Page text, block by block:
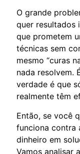
O grande
quer resultados
que prometem
técnicas sem
mesmo “curas
nada resolvem.
verdade é que
realmente têm
Então, se você
funciona contra
dinheiro em
Vamos analisar